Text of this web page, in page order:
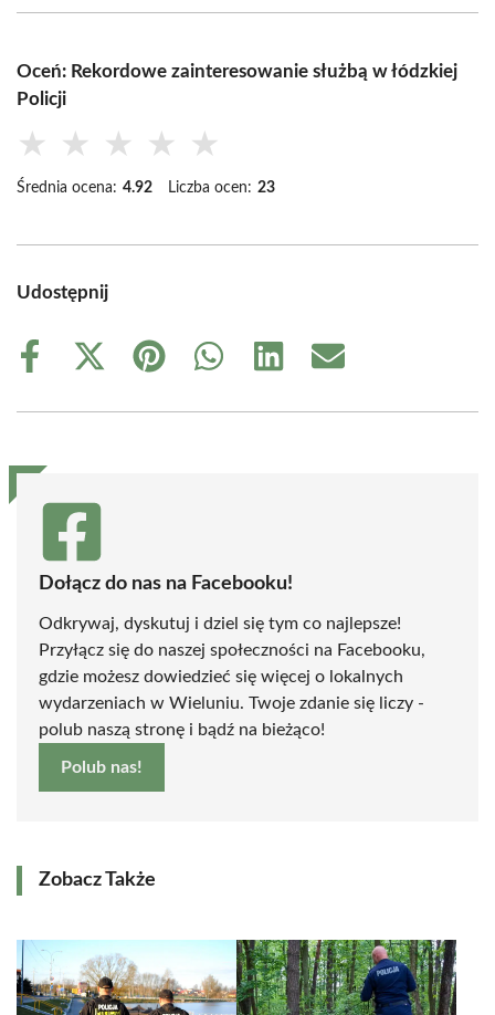
Oceń: Rekordowe zainteresowanie służbą w łódzkiej
Policji
★ ★ ★ ★ ★
Średnia ocena: 4.92 Liczba ocen: 23
Udostępnij
Share
Share
(Twitter)
Share
Share
Share
Share
Dołącz do nas na Facebooku!
Odkrywaj, dyskutuj i dziel się tym co najlepsze!
Przyłącz się do naszej społeczności na Facebooku,
gdzie możesz dowiedzieć się więcej o lokalnych
wydarzeniach w Wieluniu. Twoje zdanie się liczy -
polub naszą stronę i bądź na bieżąco!
Polub nas!
Zobacz Także